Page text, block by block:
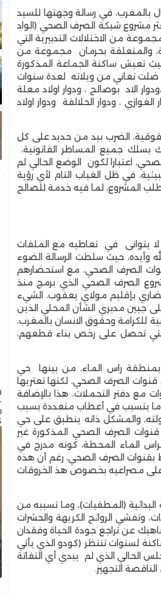
بالمغرب، في رسالة وجهتها للسيد
شبكة الصرف الصحي (الواد
من الاختلالات التدبيرية التي
والمتعلقة بحرمان مجموعة من
تعيش ساكنة الجماعة المذكورة
ضلت تعاني من ويلاته لعدة سنوات
الاد بوصالح ، ودوار اولاد معلة
، ودوار الحلالفة ودوار اولاد
الضرب بيد من حديد على كل
بسلك جميع المساطر القانونية،
اعتبارا لكون الوضع الحالي لم
في ظل الغياب التام لأي رؤية
المشروع، لما فيه خدمة للصالح
لا يتوانى في تعاطيه مع الملفات
وأيده، حيث سلطت الرسالة الضوء
الصرف الصحي، مع استحضارهم
الصرف الصحي الذي برمج منذ
بإقليم مولاي يعقوب، الشيء
جبين مدبري الشأن المحلي الذين
للكرامة وحقوق الانسان بالمغرب،
التي تحصل على رخص بناء قطعهم،
بمنطقة راس الماء، من بينها حي
قنوات الصرف الصحي، لكنها تعتريها
دفتر التحملات، هذا بالإضافة
ما يتسبب في أعطاب متعددة بسبب
والمشكل ذاته ينطبق على حي
قنوات الصرف الصحي المذكورة غير
لراس الماء المحطة، كونه مدرج في
بقنوات الصرف الصحي، رغم أن هذه
على مصراعيه بخصوص هذ الخروقات
البدائية (المطفيات)، وما تسببه من
وتفشي الروائح الكريهة والحشرات
عن تراجع جودة الحياة وفقدان
لسنوات تنتظر (كودو الذي يأتي
الحالي الذي لم يبدي أي التفاتة
التجهيز.
عامل إقليم تاونات يشرف على
تنموية كبرى لتعزيز البنيات
الأساسية